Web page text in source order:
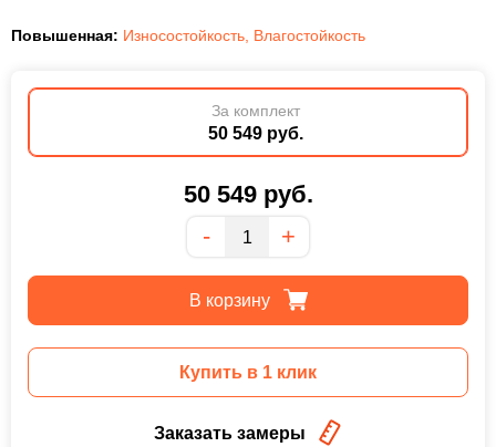
Повышенная: Износостойкость, Влагостойкость
50 549руб.
Количество
- +
За комплект
50 549 руб.
В корзину
Купить в 1 клик
Заказать замеры